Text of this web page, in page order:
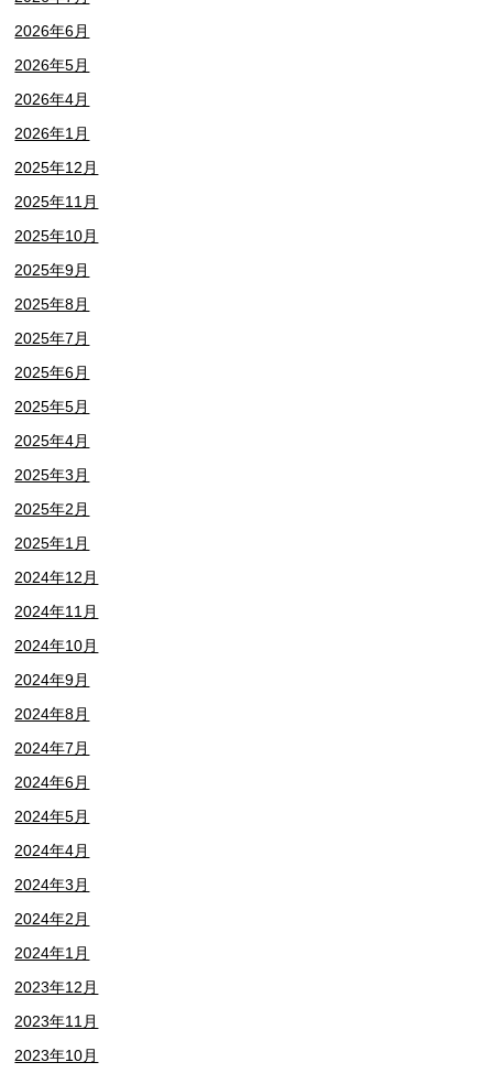
2026年6月
2026年5月
2026年4月
2026年1月
2025年12月
2025年11月
2025年10月
2025年9月
2025年8月
2025年7月
2025年6月
2025年5月
2025年4月
2025年3月
2025年2月
2025年1月
2024年12月
2024年11月
2024年10月
2024年9月
2024年8月
2024年7月
2024年6月
2024年5月
2024年4月
2024年3月
2024年2月
2024年1月
2023年12月
2023年11月
2023年10月